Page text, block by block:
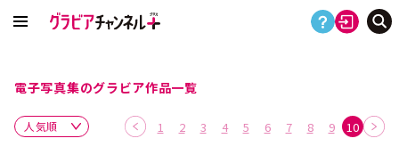
電子写真集のグラビア作品一覧
1 2 3 4 5 6 7 8 9 10